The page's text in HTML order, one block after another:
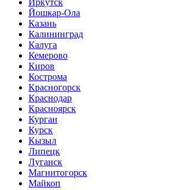
Иркутск
Йошкар-Ола
Казань
Калининград
Калуга
Кемерово
Киров
Кострома
Красногорск
Краснодар
Красноярск
Курган
Курск
Кызыл
Липецк
Луганск
Магнитогорск
Майкоп